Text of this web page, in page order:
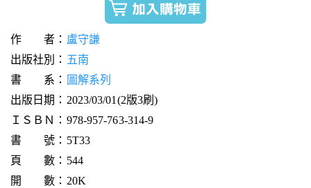
作 者： 盧守謙
出版社別： 五南
書 系： 圖解系列
出版日期：2023/03/01(2版3刷)
ＩＳＢＮ：978-957-763-314-9
書 號：5T33
頁 數：544
開 數：20K